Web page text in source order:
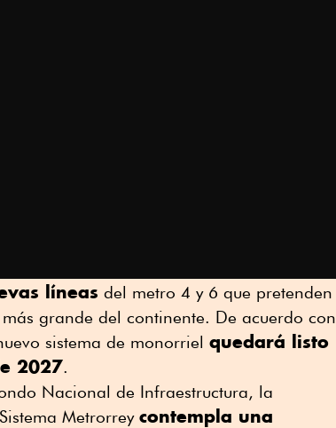
líneas del metro 4 y 6 que pretenden
grande del continente. De acuerdo con
sistema de monorriel quedará listo
2027.
Nacional de Infraestructura, la
Metrorrey contempla una